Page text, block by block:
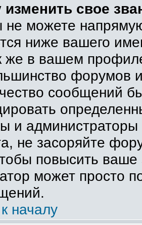
изменить свое
можете
ниже вашего
же в вашем
форумов
сообщений
и
не засоряйте
повысить
может просто
началу